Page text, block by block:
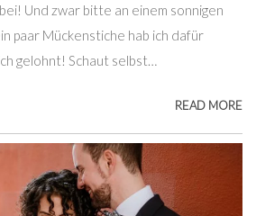
Und zwar bitte an einem sonnigen
paar Mückenstiche hab ich dafür
gelohnt! Schaut selbst…
READ MORE